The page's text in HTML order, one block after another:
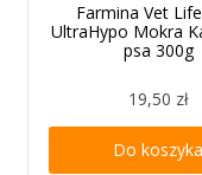
Farmina Vet
UltraHypo Mokra
psa 300g
19,50 zł
Do koszyka